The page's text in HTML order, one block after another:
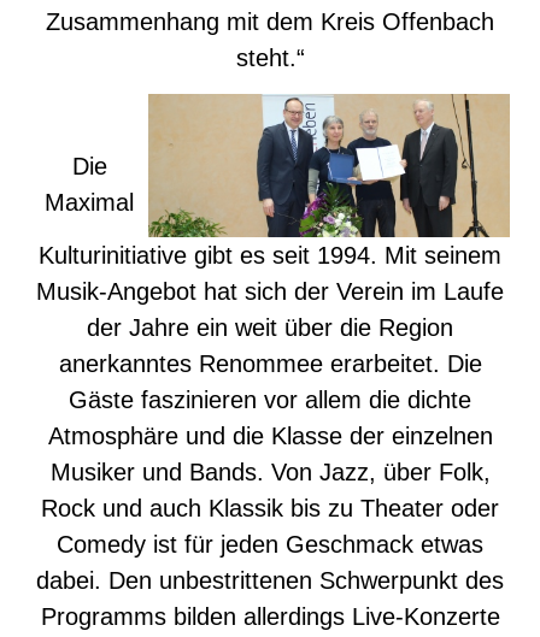
Zusammenhang mit dem Kreis Offenbach
steht.“
Die
Maximal
Kulturinitiative gibt es seit 1994. Mit seinem
Musik-Angebot hat sich der Verein im Laufe
der Jahre ein weit über die Region
anerkanntes Renommee erarbeitet. Die
Gäste faszinieren vor allem die dichte
Atmosphäre und die Klasse der einzelnen
Musiker und Bands. Von Jazz, über Folk,
Rock und auch Klassik bis zu Theater oder
Comedy ist für jeden Geschmack etwas
dabei. Den unbestrittenen Schwerpunkt des
Programms bilden allerdings Live-Konzerte